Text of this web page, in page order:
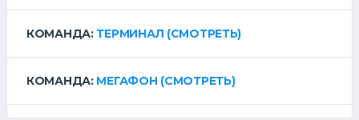
КОМАНДА: ТЕРМИНАЛ (СМОТРЕТЬ)
КОМАНДА: МЕГАФОН (СМОТРЕТЬ)